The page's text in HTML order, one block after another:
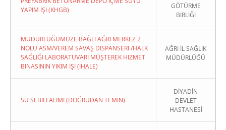
YAPIM İŞI (KHGB)
GÖTÜRME
BİRLİĞİ
MÜDÜRLÜĞÜMÜZE BAĞLI AĞRI MERKEZ 2
NOLU ASM/VEREM SAVAŞ DISPANSERI /HALK
SAĞLIĞI LABORATUVARI MÜŞTEREK HIZMET
BINASININ YIKIM İŞI (İHALE)
AĞRI İL SAĞLIK
MÜDÜRLÜĞÜ
SU SEBİLİ ALIMI (DOĞRUDAN TEMIN)
DİYADİN
DEVLET
HASTANESİ